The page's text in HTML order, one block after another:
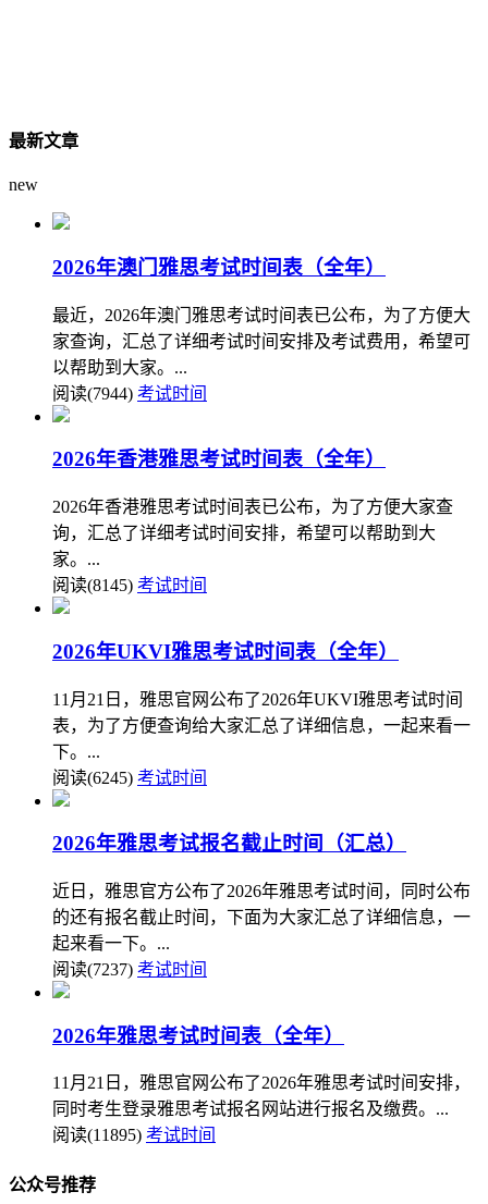
最新文章
new
2026年澳门雅思考试时间表（全年）
最近，2026年澳门雅思考试时间表已公布，为了方便大
家查询，汇总了详细考试时间安排及考试费用，希望可
以帮助到大家。...
阅读(7944) 考试时间
2026年香港雅思考试时间表（全年）
2026年香港雅思考试时间表已公布，为了方便大家查
询，汇总了详细考试时间安排，希望可以帮助到大
家。...
阅读(8145) 考试时间
2026年UKVI雅思考试时间表（全年）
11月21日，雅思官网公布了2026年UKVI雅思考试时间
表，为了方便查询给大家汇总了详细信息，一起来看一
下。...
阅读(6245) 考试时间
2026年雅思考试报名截止时间（汇总）
近日，雅思官方公布了2026年雅思考试时间，同时公布
的还有报名截止时间，下面为大家汇总了详细信息，一
起来看一下。...
阅读(7237) 考试时间
2026年雅思考试时间表（全年）
11月21日，雅思官网公布了2026年雅思考试时间安排，
同时考生登录雅思考试报名网站进行报名及缴费。...
阅读(11895) 考试时间
公众号推荐